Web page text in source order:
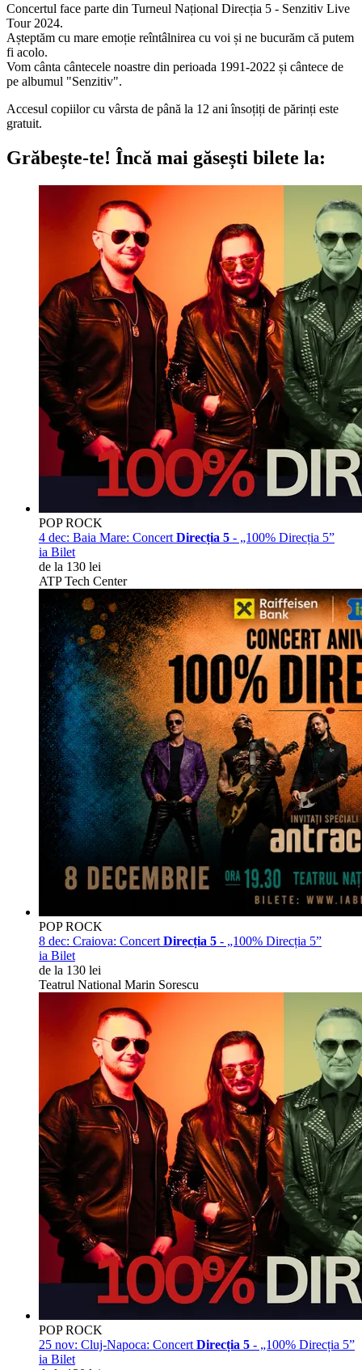
Concertul face parte din Turneul Național Direcția 5 - Senzitiv Live
Tour 2024.
Așteptăm cu mare emoție reîntâlnirea cu voi și ne bucurăm că putem
fi acolo.
Vom cânta cântecele noastre din perioada 1991-2022 și cântece de
pe albumul "Senzitiv".
Accesul copiilor cu vârsta de până la 12 ani însoțiți de părinți este
gratuit.
Grăbește-te! Încă mai găsești bilete la:
POP ROCK
4 dec: Baia Mare: Concert Direcția 5 - „100% Direcția 5”
ia Bilet
de la 130 lei
ATP Tech Center
POP ROCK
8 dec: Craiova: Concert Direcția 5 - „100% Direcția 5”
ia Bilet
de la 130 lei
Teatrul National Marin Sorescu
POP ROCK
25 nov: Cluj-Napoca: Concert Direcția 5 - „100% Direcția 5”
ia Bilet